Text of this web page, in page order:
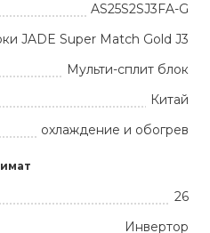
AS25S2SJ3FA-G
JADE Super Match Gold J3
Мульти-сплит блок
Китай
охлаждение и обогрев
26
Инвертор